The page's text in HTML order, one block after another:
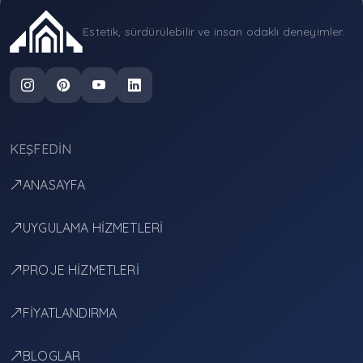
Estetik, sürdürülebilir ve insan odaklı deneyimler.
KEŞFEDIN
ANASAYFA
UYGULAMA HİZMETLERİ
PROJE HİZMETLERİ
FİYATLANDIRMA
BLOGLAR